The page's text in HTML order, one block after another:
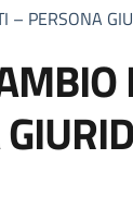
– PERSONA